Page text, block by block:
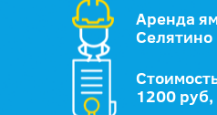
Аренда
Селятино
1200 руб,